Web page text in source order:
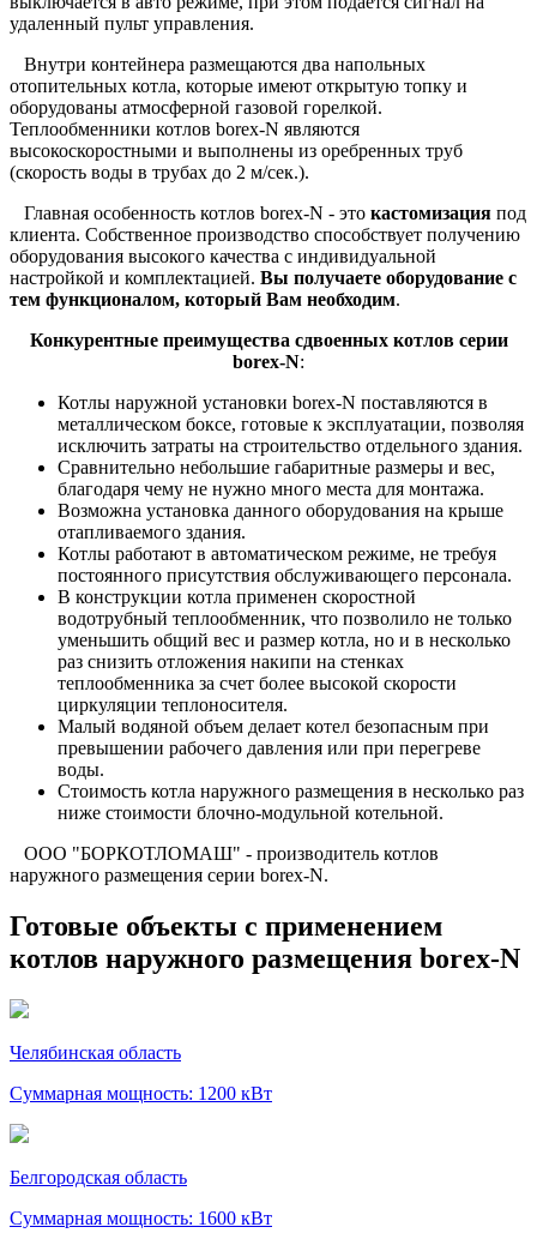
удаленный пульт управления.
Внутри контейнера размещаются два напольных
отопительных котла, которые имеют открытую топку и
оборудованы атмосферной газовой горелкой.
Теплообменники котлов borex-N являются
высокоскоростными и выполнены из оребренных труб
(скорость воды в трубах до 2 м/сек.).
Главная особенность котлов borex-N - это кастомизация под
клиента. Собственное производство способствует получению
оборудования высокого качества с индивидуальной
настройкой и комплектацией. Вы получаете оборудование с
тем функционалом, который Вам необходим.
Конкурентные преимущества сдвоенных котлов серии
borex-N:
Котлы наружной установки borex-N поставляются в
металлическом боксе, готовые к эксплуатации, позволяя
исключить затраты на строительство отдельного здания.
Сравнительно небольшие габаритные размеры и вес,
благодаря чему не нужно много места для монтажа.
Возможна установка данного оборудования на крыше
отапливаемого здания.
Котлы работают в автоматическом режиме, не требуя
постоянного присутствия обслуживающего персонала.
В конструкции котла применен скоростной
водотрубный теплообменник, что позволило не только
уменьшить общий вес и размер котла, но и в несколько
раз снизить отложения накипи на стенках
теплообменника за счет более высокой скорости
циркуляции теплоносителя.
Малый водяной объем делает котел безопасным при
превышении рабочего давления или при перегреве
воды.
Стоимость котла наружного размещения в несколько раз
ниже стоимости блочно-модульной котельной.
ООО "БОРКОТЛОМАШ" - производитель котлов
наружного размещения серии borex-N.
Готовые объекты с применением
котлов наружного размещения borex-N
Челябинская область
Суммарная мощность: 1200 кВт
Белгородская область
Суммарная мощность: 1600 кВт